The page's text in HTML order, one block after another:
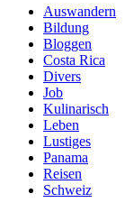
Auswandern
Bildung
Bloggen
Costa Rica
Divers
Job
Kulinarisch
Leben
Lustiges
Panama
Reisen
Schweiz